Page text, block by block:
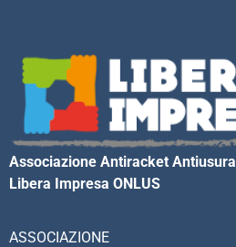
Associazione Antiracket Antiusura
Libera Impresa ONLUS
ASSOCIAZIONE